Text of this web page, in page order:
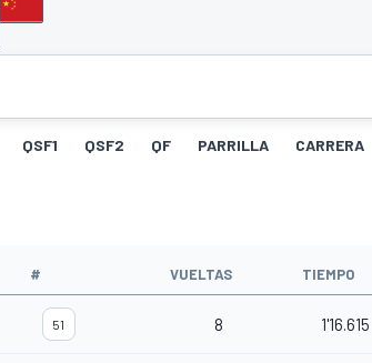
QSF1 QSF2 QF PARRILLA CARRERA
# VUELTAS TIEMPO
51 8 1'16.615